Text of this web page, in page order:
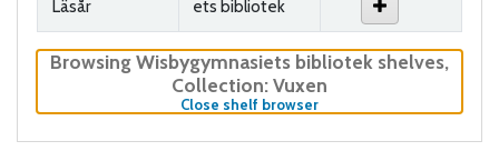
Läsår
ets bibliotek
Browsing Wisbygymnasiets bibliotek shelves,
Collection: Vuxen
Close shelf browser(Hides shelf browser)